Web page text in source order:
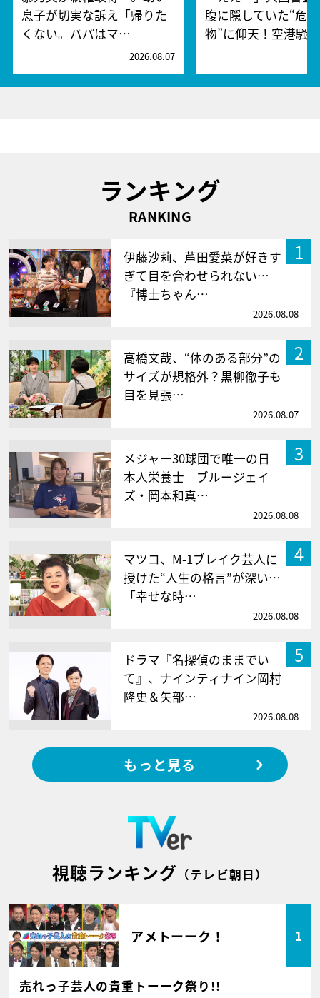
息子が切実な訴え「帰りた
くない。パパはマ…
2026.08.07
腹に隠していた“危
物”に仰天！空港騒
ランキング
RANKING
1
伊藤沙莉、芦田愛菜が好きす
ぎて目を合わせられない…
『博士ちゃん…
2026.08.08
2
高橋文哉、“体のある部分”の
サイズが規格外？黒柳徹子も
目を見張…
2026.08.07
3
メジャー30球団で唯一の日
本人栄養士 ブルージェイ
ズ・岡本和真…
2026.08.08
4
マツコ、M-1ブレイク芸人に
授けた“人生の格言”が深い…
「幸せな時…
2026.08.08
5
ドラマ『名探偵のままでい
て』、ナインティナイン岡村
隆史＆矢部…
2026.08.08
もっと見る
視聴ランキング （テレビ朝日）
アメトーーク！ 1
売れっ子芸人の貴重トーーク祭り!!